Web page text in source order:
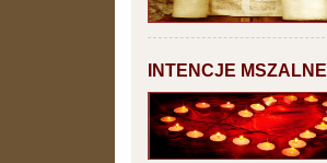
INTENCJE MSZALNE